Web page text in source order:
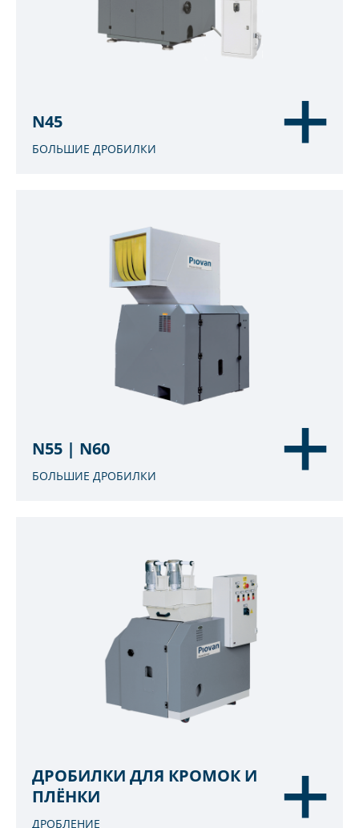
N45
БОЛЬШИЕ ДРОБИЛКИ
N55 | N60
БОЛЬШИЕ ДРОБИЛКИ
ДРОБИЛКИ ДЛЯ КРОМОК И
ПЛЁНКИ
ДРОБЛЕНИЕ